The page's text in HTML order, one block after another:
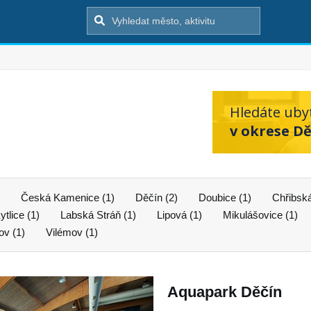
Hledáte
v okrese
Česká Kamenice (1) Děčín (2) Doubice (1)
(1)
Labská Stráň (1) Lipová (1)
Mikulášovice (1)
(1)
Vilémov (1)
Aquapark Děčín